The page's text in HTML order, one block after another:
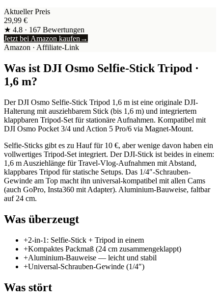
Aktueller Preis
29,99 €
★ 4.8 · 167 Bewertungen
Jetzt bei Amazon kaufen→
Amazon · Affiliate-Link
Was ist DJI Osmo Selfie-Stick Tripod ·
1,6 m?
Der DJI Osmo Selfie-Stick Tripod 1,6 m ist eine originale DJI-
Halterung mit ausziehbarem Stick (bis 1,6 m) und integriertem
klappbaren Tripod-Set für stationäre Aufnahmen. Kompatibel mit
DJI Osmo Pocket 3/4 und Action 5 Pro/6 via Magnet-Mount.
Selfie-Sticks gibt es zu Hauf für 10 €, aber wenige davon haben ein
vollwertiges Tripod-Set integriert. Der DJI-Stick ist beides in einem:
1,6 m Ausziehlänge für Travel-Vlog-Aufnahmen mit Abstand,
klappbares Tripod für statische Setups. Das 1/4″-Schrauben-
Gewinde am Top macht ihn universal-kompatibel mit allen Cams
(auch GoPro, Insta360 mit Adapter). Aluminium-Bauweise, faltbar
auf 24 cm.
Was überzeugt
+2-in-1: Selfie-Stick + Tripod in einem
+Kompaktes Packmaß (24 cm zusammengeklappt)
+Aluminium-Bauweise — leicht und stabil
+Universal-Schrauben-Gewinde (1/4″)
Was stört